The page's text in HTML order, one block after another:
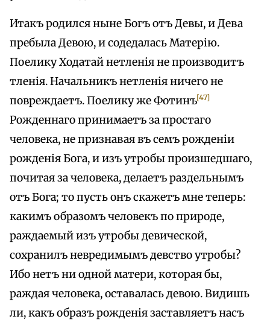
Итакъ родился ныне Богъ отъ Девы, и Дева
пребыла Девою, и содедалась Матерію.
Поелику Ходатай нетленія не производитъ
тленія. Начальникъ нетленія ничего не
повреждаетъ. Поелику же Фотинъ[47]
Рожденнаго принимаетъ за простаго
человека, не признавая въ семъ рожденіи
рожденія Бога, и изъ утробы произшедшаго,
почитая за человека, делаетъ раздельнымъ
отъ Бога; то пусть онъ скажетъ мне теперь:
какимъ образомъ человекъ по природе,
раждаемый изъ утробы девической,
сохранилъ невредимымъ девство утробы?
Ибо нетъ ни одной матери, которая бы,
раждая человека, оставалась девою. Видишь
ли, какъ образъ рожденія заставляетъ насъ